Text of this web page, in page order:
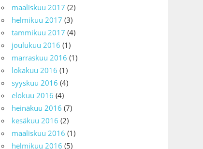
maaliskuu 2017 (2)
helmikuu 2017 (3)
tammikuu 2017 (4)
joulukuu 2016 (1)
marraskuu 2016 (1)
lokakuu 2016 (1)
syyskuu 2016 (4)
elokuu 2016 (4)
heinäkuu 2016 (7)
kesäkuu 2016 (2)
maaliskuu 2016 (1)
helmikuu 2016 (5)